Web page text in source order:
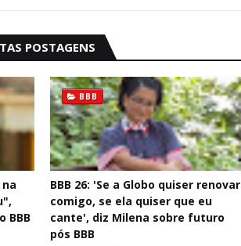
POSTAGENS
BBB
BBB
BBB 26: 'Se a Globo quiser renovar
comigo, se ela quiser que eu
cante', diz Milena sobre futuro
pós BBB